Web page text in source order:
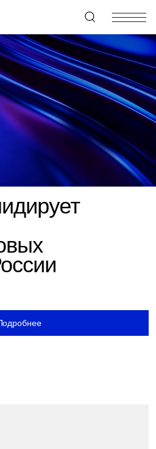
+7 (495) 967-80-80